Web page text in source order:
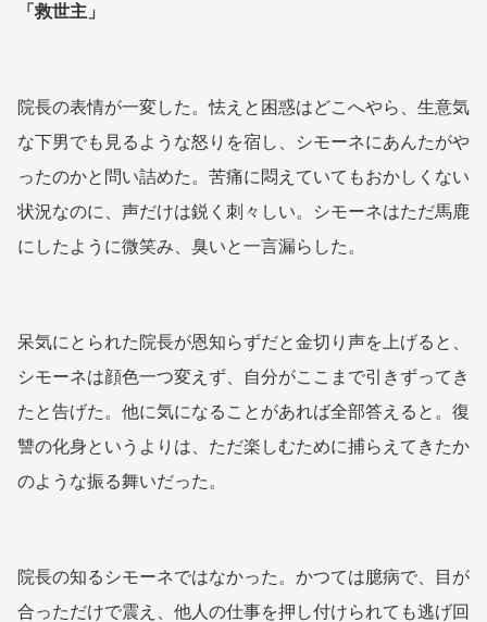
「救世主」
院長の表情が一変した。怯えと困惑はどこへやら、生意気
な下男でも見るような怒りを宿し、シモーネにあんたがや
ったのかと問い詰めた。苦痛に悶えていてもおかしくない
状況なのに、声だけは鋭く刺々しい。シモーネはただ馬鹿
にしたように微笑み、臭いと一言漏らした。
呆気にとられた院長が恩知らずだと金切り声を上げると、
シモーネは顔色一つ変えず、自分がここまで引きずってき
たと告げた。他に気になることがあれば全部答えると。復
讐の化身というよりは、ただ楽しむために捕らえてきたか
のような振る舞いだった。
院長の知るシモーネではなかった。かつては臆病で、目が
合っただけで震え、他人の仕事を押し付けられても逃げ回